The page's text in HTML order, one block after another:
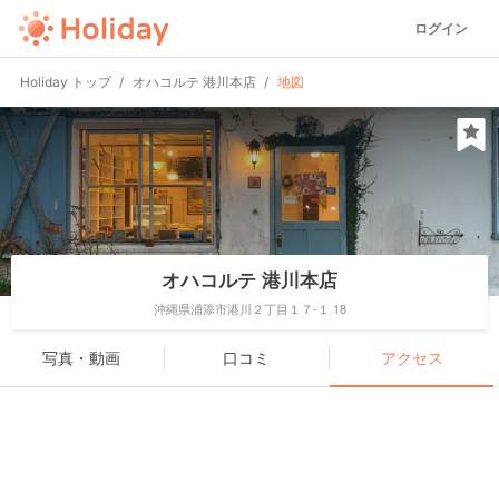
ログイン
Holiday トップ オハコルテ 港川本店 地図
オハコルテ 港川本店
沖縄県浦添市港川２丁目１７-１ 18
写真・動画 口コミ アクセス